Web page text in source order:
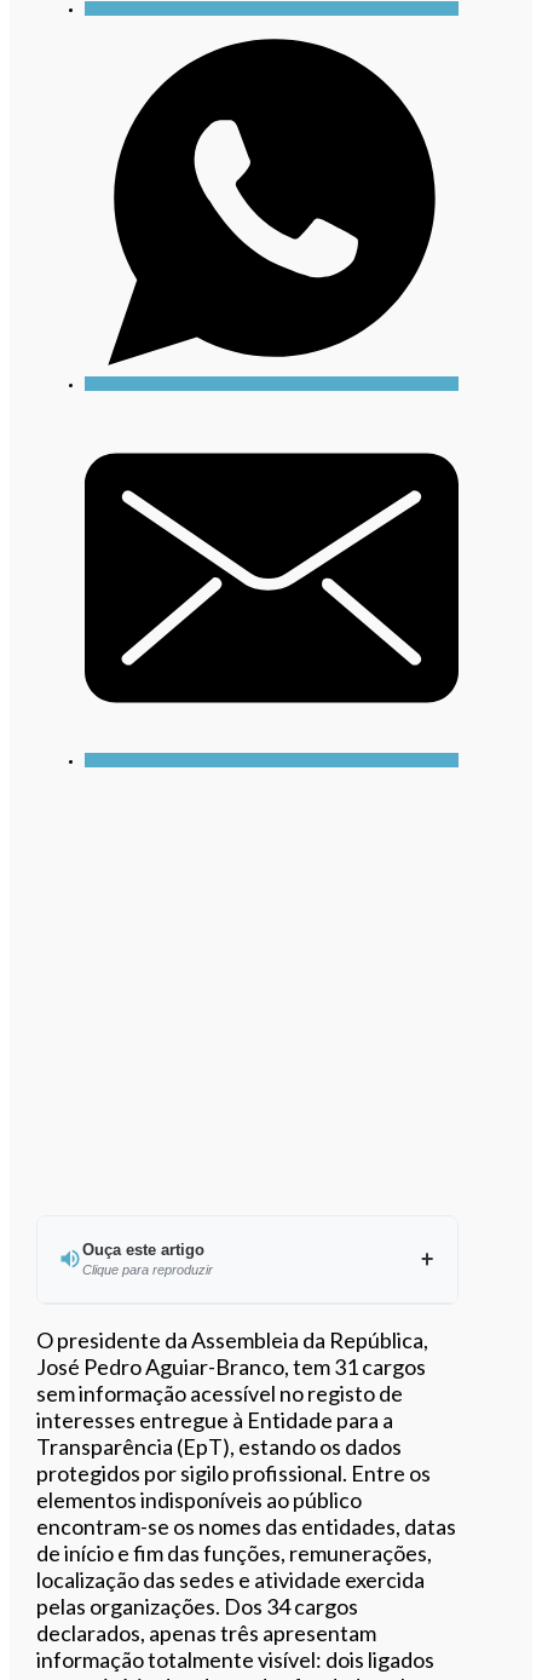
Ouça este artigo
Clique para reproduzir
0:00/2:50
O presidente da Assembleia da República,
José Pedro Aguiar-Branco, tem 31 cargos
sem informação acessível no registo de
interesses entregue à Entidade para a
Transparência (EpT), estando os dados
protegidos por sigilo profissional. Entre os
elementos indisponíveis ao público
encontram-se os nomes das entidades, datas
de início e fim das funções, remunerações,
localização das sedes e atividade exercida
pelas organizações. Dos 34 cargos
declarados, apenas três apresentam
informação totalmente visível: dois ligados